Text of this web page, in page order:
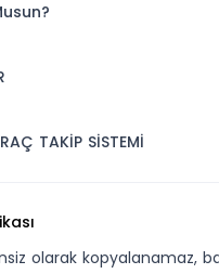
TAKİP SİSTEMİ
olarak kopyalanamaz,